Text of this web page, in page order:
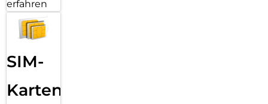
erfahren
SIM-
Karten